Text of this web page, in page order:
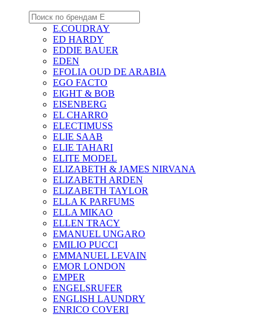
E.COUDRAY
ED HARDY
EDDIE BAUER
EDEN
EFOLIA OUD DE ARABIA
EGO FACTO
EIGHT & BOB
EISENBERG
EL CHARRO
ELECTIMUSS
ELIE SAAB
ELIE TAHARI
ELITE MODEL
ELIZABETH & JAMES NIRVANA
ELIZABETH ARDEN
ELIZABETH TAYLOR
ELLA K PARFUMS
ELLA MIKAO
ELLEN TRACY
EMANUEL UNGARO
EMILIO PUCCI
EMMANUEL LEVAIN
EMOR LONDON
EMPER
ENGELSRUFER
ENGLISH LAUNDRY
ENRICO COVERI